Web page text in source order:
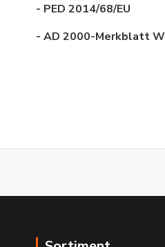
- PED 2014/68/EU
- AD 2000-Merkblatt